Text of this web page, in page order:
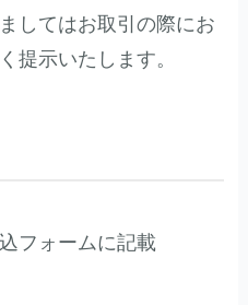
してはお取引の際にお
提示いたします。
フォームに記載